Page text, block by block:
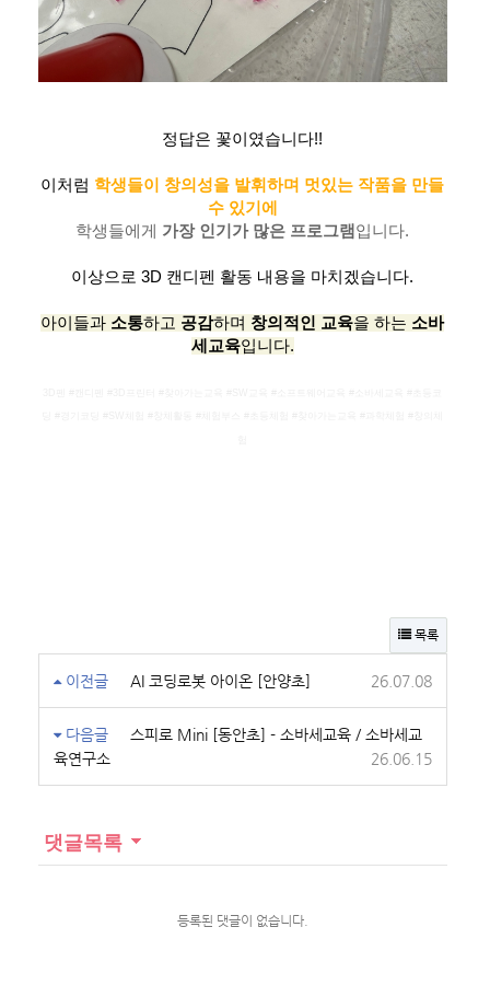
정답은 꽃이였습니다!!
이처럼 학생들이 창의성을 발휘하며 멋있는 작품을 만들
수 있기에
학생들에게 가장 인기가 많은 프로그램 입니다.
이상으로 3D 캔디펜 활동 내용을 마치겠습니다.
아이들과 소통하고 공감하며 창의적인 교육을 하는 소바
세교육입니다.
목록
이전글 AI 코딩로봇 아이온 [안양초] 26.07.08
다음글
스피로 Mini [동안초] - 소바세교육 / 소바세교
육연구소
26.06.15
댓글목록
등록된 댓글이 없습니다.